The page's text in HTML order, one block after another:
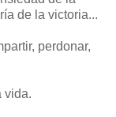
de la victoria...
perdonar,
vida.